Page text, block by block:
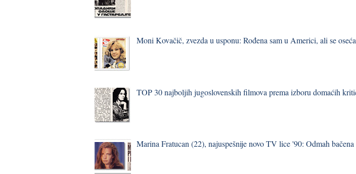
Moni Kovačič, zvezda u usponu: Rođena sam u Americi, ali se
TOP 30 najboljih jugoslovenskih filmova prema izboru domaćih
Marina Fratucan (22), najuspešnije novo TV lice '90: Odmah